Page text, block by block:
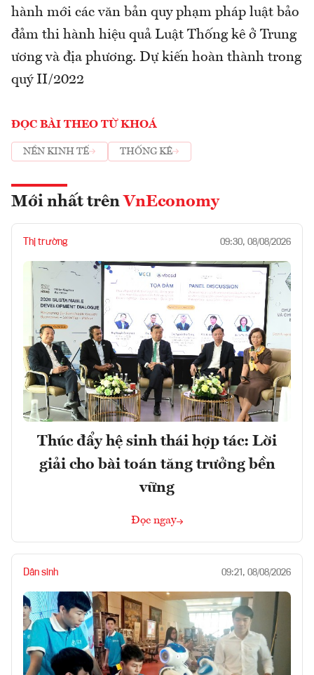
hành mới các văn bản quy phạm pháp luật bảo
đảm thi hành hiệu quả Luật Thống kê ở Trung
ương và địa phương. Dự kiến hoàn thành trong
quý II/2022
ĐỌC BÀI THEO TỪ KHOÁ
NỀN KINH TẾ THỐNG KÊ
Mới nhất trên VnEconomy
Thị trường 09:30, 08/08/2026
Thúc đẩy hệ sinh thái hợp tác: Lời
giải cho bài toán tăng trưởng bền
vững
Đọc ngay
Dân sinh 09:21, 08/08/2026